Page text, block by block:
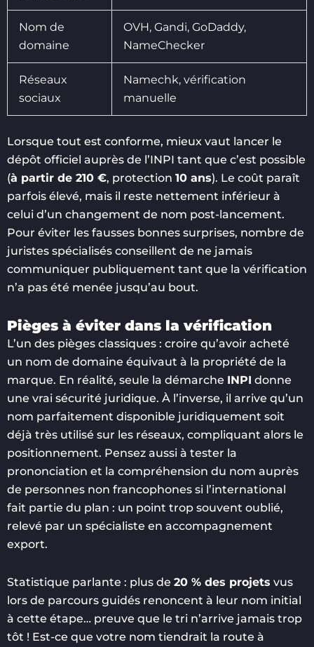
Nom de
domaine
OVH, Gandi, GoDaddy,
NameChecker
Réseaux
sociaux
Namechk, vérification
manuelle
Lorsque tout est conforme, mieux vaut lancer le
dépôt officiel auprès de l’INPI tant que c’est possible
(à partir de 210 €, protection 10 ans). Le coût paraît
parfois élevé, mais il reste nettement inférieur à
celui d’un changement de nom post-lancement.
Pour éviter les fausses bonnes surprises, nombre de
juristes spécialisés conseillent de ne jamais
communiquer publiquement tant que la vérification
n’a pas été menée jusqu’au bout.
Pièges à éviter dans la vérification
L’un des pièges classiques : croire qu’avoir acheté
un nom de domaine équivaut à la propriété de la
marque. En réalité, seule la démarche INPI donne
une vrai sécurité juridique. À l’inverse, il arrive qu’un
nom parfaitement disponible juridiquement soit
déjà très utilisé sur les réseaux, compliquant alors le
positionnement. Pensez aussi à tester la
prononciation et la compréhension du nom auprès
de personnes non francophones si l’international
fait partie du plan : un point trop souvent oublié,
relevé par un spécialiste en accompagnement
export.
Statistique parlante : plus de 20 % des projets vus
lors de parcours guidés renoncent à leur nom initial
à cette étape… preuve que le tri n’arrive jamais trop
tôt ! Est-ce que votre nom tiendrait la route à